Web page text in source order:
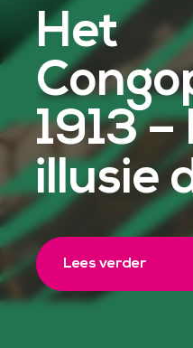
Het
1913
illusie
Lees verder